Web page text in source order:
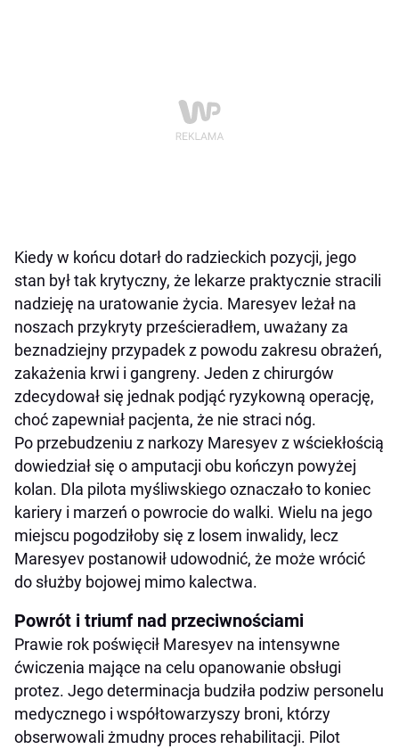
Kiedy w końcu dotarł do radzieckich pozycji, jego
stan był tak krytyczny, że lekarze praktycznie stracili
nadzieję na uratowanie życia. Maresyev leżał na
noszach przykryty prześcieradłem, uważany za
beznadziejny przypadek z powodu zakresu obrażeń,
zakażenia krwi i gangreny. Jeden z chirurgów
zdecydował się jednak podjąć ryzykowną operację,
choć zapewniał pacjenta, że nie straci nóg.
Po przebudzeniu z narkozy Maresyev z wściekłością
dowiedział się o amputacji obu kończyn powyżej
kolan. Dla pilota myśliwskiego oznaczało to koniec
kariery i marzeń o powrocie do walki. Wielu na jego
miejscu pogodziłoby się z losem inwalidy, lecz
Maresyev postanowił udowodnić, że może wrócić
do służby bojowej mimo kalectwa.
Powrót i triumf nad przeciwnościami
Prawie rok poświęcił Maresyev na intensywne
ćwiczenia mające na celu opanowanie obsługi
protez. Jego determinacja budziła podziw personelu
medycznego i współtowarzyszy broni, którzy
obserwowali żmudny proces rehabilitacji. Pilot